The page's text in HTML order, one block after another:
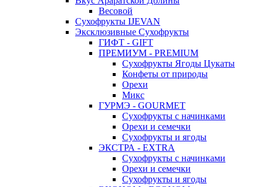
Весовой
Сухофрукты IJEVAN
Эксклюзивные Сухофрукты
ГИФТ - GIFT
ПРЕМИУМ - PREMIUM
Сухофрукты Ягоды Цукаты
Конфеты от природы
Орехи
Микс
ГУРМЭ - GOURMET
Сухофрукты с начинками
Орехи и семечки
Сухофрукты и ягоды
ЭКСТРА - EXTRA
Сухофрукты с начинками
Орехи и семечки
Сухофрукты и ягоды